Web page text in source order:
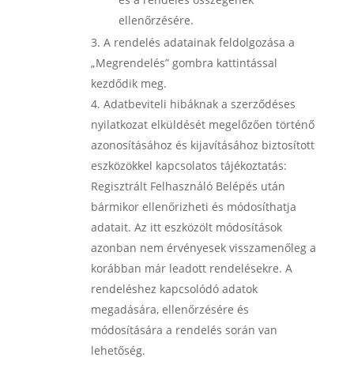
ellenőrzésére.
A rendelés adatainak feldolgozása a
„Megrendelés” gombra kattintással
kezdődik meg.
Adatbeviteli hibáknak a szerződéses
nyilatkozat elküldését megelőzően történő
azonosításához és kijavításához biztosított
eszközökkel kapcsolatos tájékoztatás:
Regisztrált Felhasználó Belépés után
bármikor ellenőrizheti és módosíthatja
adatait. Az itt eszközölt módosítások
azonban nem érvényesek visszamenőleg a
korábban már leadott rendelésekre. A
rendeléshez kapcsolódó adatok
megadására, ellenőrzésére és
módosítására a rendelés során van
lehetőség.